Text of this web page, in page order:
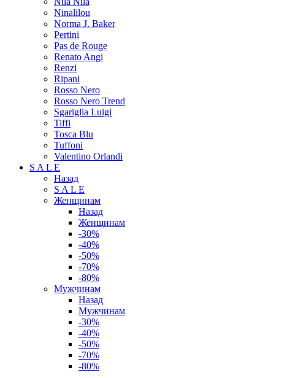
Ninalilou
Norma J. Baker
Pertini
Pas de Rouge
Renato Angi
Renzi
Ripani
Rosso Nero
Rosso Nero Trend
Sgariglia Luigi
Tiffi
Tosca Blu
Tuffoni
Valentino Orlandi
S A L E
Назад
S A L E
Женщинам
Назад
Женщинам
-30%
-40%
-50%
-70%
-80%
Мужчинам
Назад
Мужчинам
-30%
-40%
-50%
-70%
-80%